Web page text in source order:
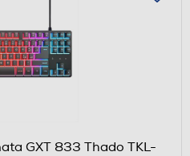
GXT 833 Thado TKL-